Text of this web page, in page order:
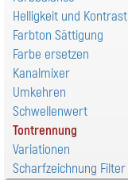
Helligkeit und Kontrast
Farbton Sättigung
Farbe ersetzen
Kanalmixer
Umkehren
Schwellenwert
Tontrennung
Variationen
Scharfzeichnung Filter